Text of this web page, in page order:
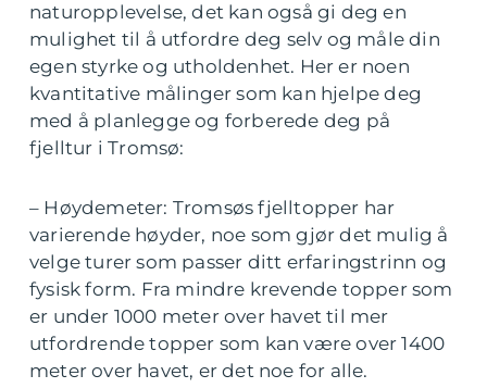
naturopplevelse, det kan også gi deg en
mulighet til å utfordre deg selv og måle din
egen styrke og utholdenhet. Her er noen
kvantitative målinger som kan hjelpe deg
med å planlegge og forberede deg på
fjelltur i Tromsø:
– Høydemeter: Tromsøs fjelltopper har
varierende høyder, noe som gjør det mulig å
velge turer som passer ditt erfaringstrinn og
fysisk form. Fra mindre krevende topper som
er under 1000 meter over havet til mer
utfordrende topper som kan være over 1400
meter over havet, er det noe for alle.